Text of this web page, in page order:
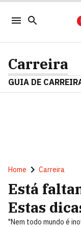
Carreira
GUIA DE
Home Carreira
Está
Estas
"Nem todo mundo é